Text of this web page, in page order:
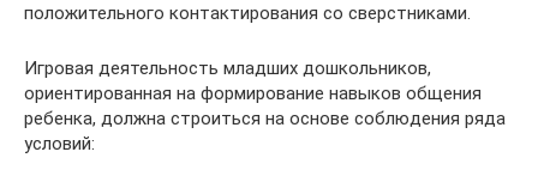
положительного контактирования со сверстниками.
Игровая деятельность младших дошкольников,
ориентированная на формирование навыков общения
ребенка, должна строиться на основе соблюдения ряда
условий: